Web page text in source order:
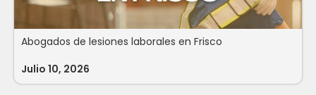
Abogados de lesiones laborales en Frisco
Julio 10, 2026